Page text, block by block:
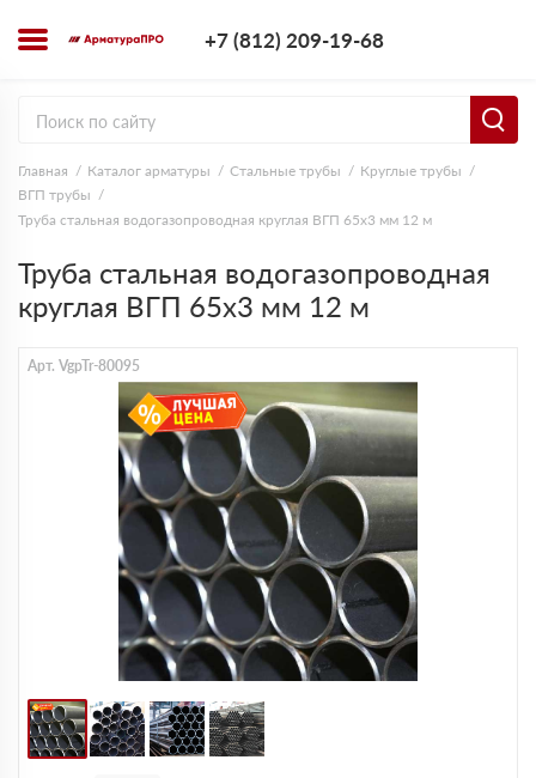
+7 (812) 209-19-68
Главная Каталог арматуры Стальные трубы
Круглые трубы
ВГП трубы
Труба стальная водогазопроводная круглая ВГП 65х3 мм 12 м
Труба стальная водогазопроводная
круглая ВГП 65х3 мм 12 м
Арт. VgpTr-80095